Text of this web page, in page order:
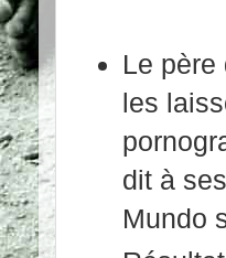
Le père
les
dit à
Mundo